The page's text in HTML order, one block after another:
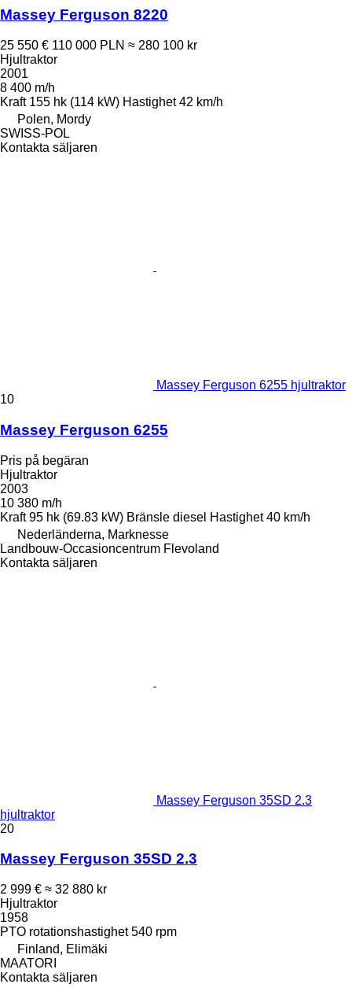
Massey Ferguson 8220
25 550 € 110 000 PLN ≈ 280 100 kr
Hjultraktor
2001
8 400 m/h
Kraft 155 hk (114 kW) Hastighet 42 km/h
Polen, Mordy
SWISS-POL
Kontakta säljaren
Massey Ferguson 6255 hjultraktor
10
Massey Ferguson 6255
Pris på begäran
Hjultraktor
2003
10 380 m/h
Kraft 95 hk (69.83 kW) Bränsle diesel Hastighet 40 km/h
Nederländerna, Marknesse
Landbouw-Occasioncentrum Flevoland
Kontakta säljaren
Massey Ferguson 35SD 2.3
hjultraktor
20
Massey Ferguson 35SD 2.3
2 999 € ≈ 32 880 kr
Hjultraktor
1958
PTO rotationshastighet 540 rpm
Finland, Elimäki
MAATORI
Kontakta säljaren